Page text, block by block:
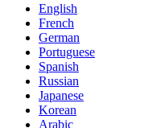
English
French
German
Portuguese
Spanish
Russian
Japanese
Korean
Arabic